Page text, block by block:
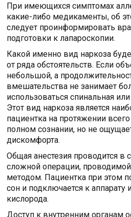
При имеющихся симптомах
какие-либо медикаменты, об
следует проинформировать
подготовки к лапароскопии.
Какой именно вид наркоза
от ряда обстоятельств. Если
небольшой, а
вмешательства не занимает
использоваться спинальная
Этот вид наркоза является
пациентка на протяжении
полном сознании, но не
дискомфорта.
Общая анестезия проводится в
сложной операции,
методом. Пациентка при этом
сон и подключается к аппарату
кислорода.
Доступ к внутренним органам